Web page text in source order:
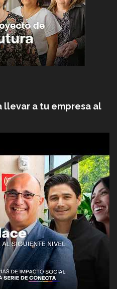
llevar a tu empresa al